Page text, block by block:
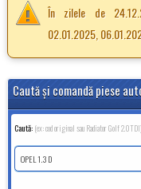
În zilele de
02.01.2025,
Caută şi comandă piese
Caută: (ex: cod original sau Radiator Golf 2.0TDI)